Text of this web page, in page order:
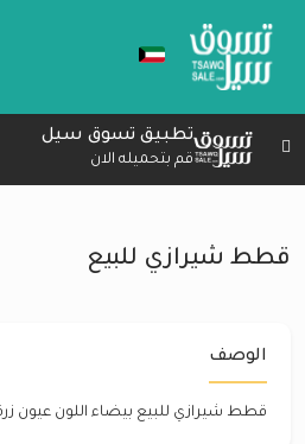
تطبيق تسوق سيل
قم بتحميله الان
قطط شيرازي للبيع
الوصف
قطط شيرازي للبيع بيضاء اللون عيون